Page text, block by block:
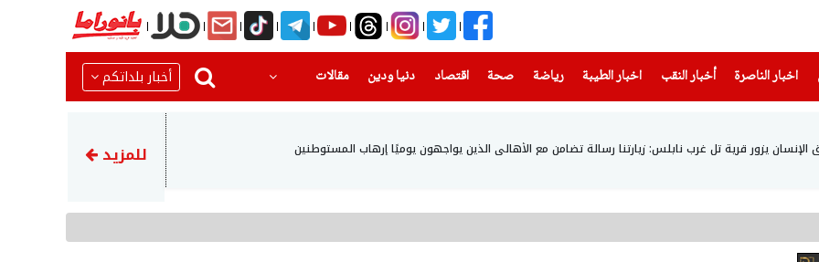
اخبار الناصرة
(current) أخبار النقب اخبار الطيبة(current) رياضة
(current) صحة(current) اقتصاد دنيا ودين
(current) مقالات أخبار بلداتكم
يزور قرية تل غرب نابلس: زيارتنا رسالة تضامن مع الأهالي الذين يواجهون يوميًا إرهاب المستوطنين مسؤول: اتفاق الدفاع بين
للمزيد